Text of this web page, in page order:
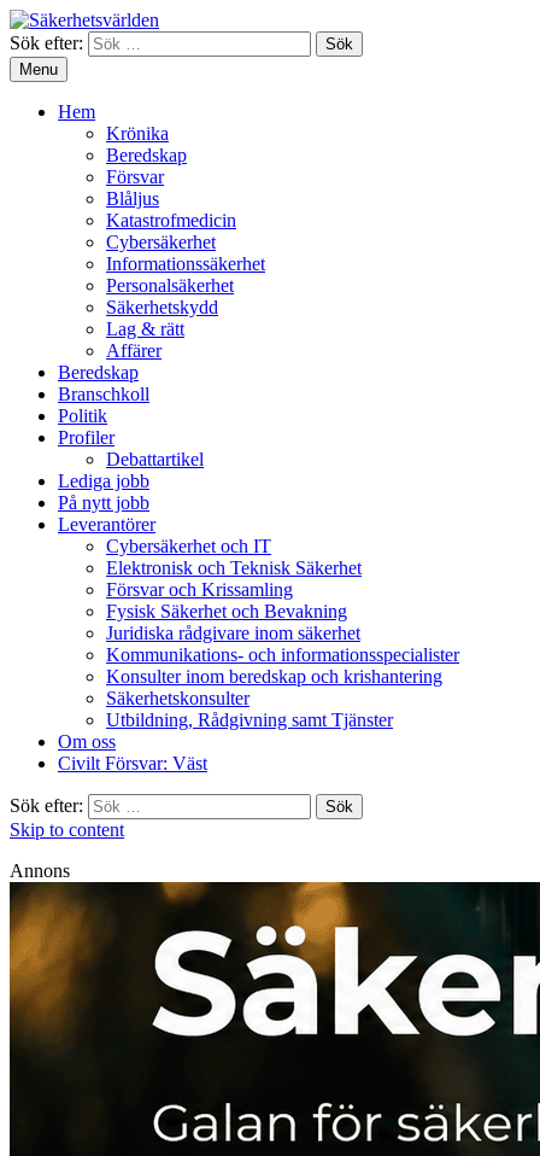
Sök efter:
Menu
Hem
Krönika
Beredskap
Försvar
Blåljus
Katastrofmedicin
Cybersäkerhet
Informationssäkerhet
Personalsäkerhet
Säkerhetskydd
Lag & rätt
Affärer
Beredskap
Branschkoll
Politik
Profiler
Debattartikel
Lediga jobb
På nytt jobb
Leverantörer
Cybersäkerhet och IT
Elektronisk och Teknisk Säkerhet
Försvar och Krissamling
Fysisk Säkerhet och Bevakning
Juridiska rådgivare inom säkerhet
Kommunikations- och informationsspecialister
Konsulter inom beredskap och krishantering
Säkerhetskonsulter
Utbildning, Rådgivning samt Tjänster
Om oss
Civilt Försvar: Väst
Sök efter:
Skip to content
Annons